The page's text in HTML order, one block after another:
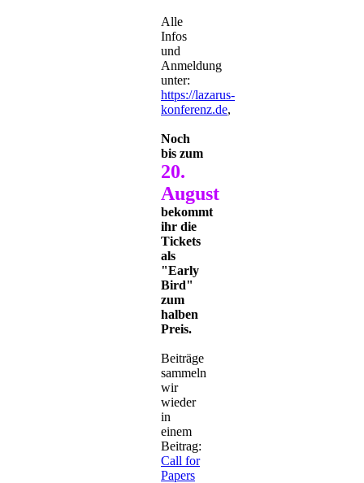
Alle
Infos
und
Anmeldung
unter:
https://lazarus-
konferenz.de,
Noch
bis zum
20.
August
bekommt
ihr die
Tickets
als
"Early
Bird"
zum
halben
Preis.
Beiträge
sammeln
wir
wieder
in
einem
Beitrag:
Call for
Papers